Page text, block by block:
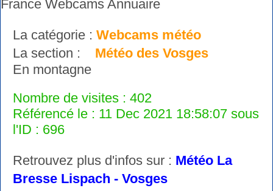
La catégorie : Webcams météo
La section : Météo des Vosges
En montagne
Nombre de visites : 402
Référencé le : 11 Dec 2021 18:58:07 sous
l'ID : 696
Retrouvez plus d'infos sur : Météo La
Bresse Lispach - Vosges